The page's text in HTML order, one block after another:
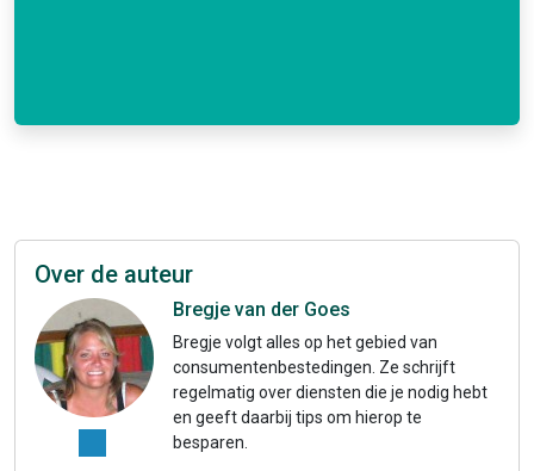
Over de auteur
Bregje van der Goes
Bregje volgt alles op het gebied van
consumentenbestedingen. Ze schrijft
regelmatig over diensten die je nodig hebt
en geeft daarbij tips om hierop te
besparen.